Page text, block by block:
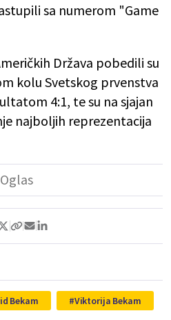
sa numerom "Game
Država pobedili su
kolu Svetskog prvenstva
4:1, te su na sjajan
najboljih reprezentacija
Bekam
Viktorija Bekam